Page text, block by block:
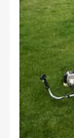
Doppelschleifer
Akku-Laubsauger
Löschdecke
Multimeter
Winterharte
Service